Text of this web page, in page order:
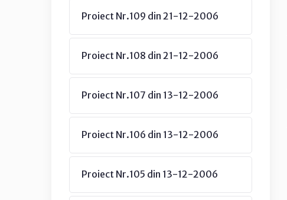
Proiect Nr.109 din 21-12-2006
Proiect Nr.108 din 21-12-2006
Proiect Nr.107 din 13-12-2006
Proiect Nr.106 din 13-12-2006
Proiect Nr.105 din 13-12-2006